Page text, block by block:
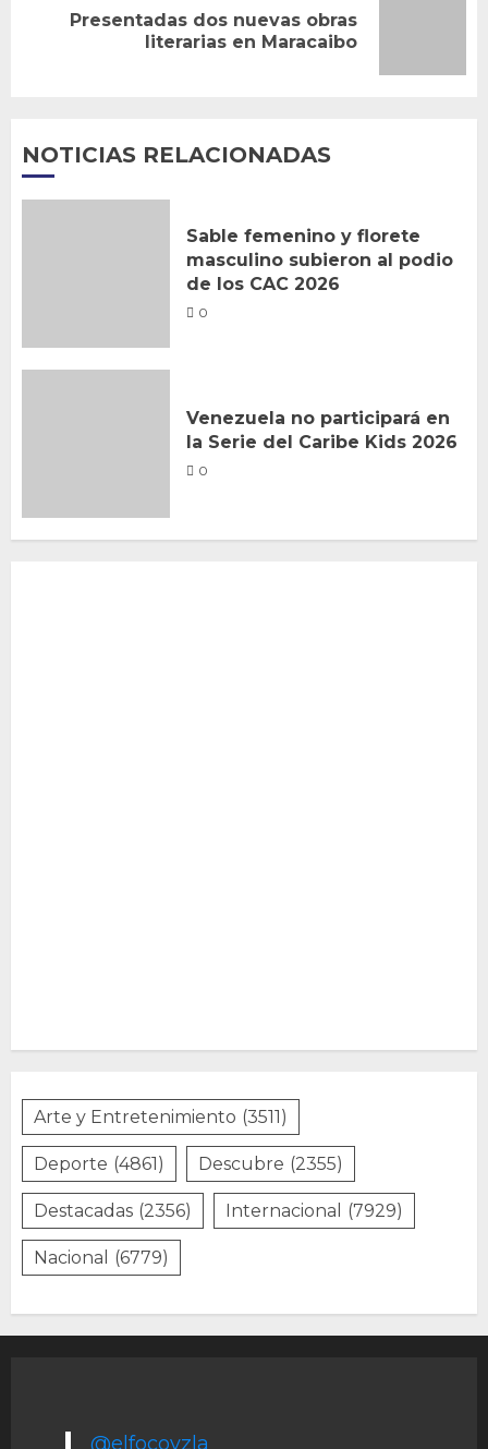
Siguiente
Presentadas dos nuevas obras
literarias en Maracaibo
NOTICIAS RELACIONADAS
Sable femenino y florete
masculino subieron al podio
de los CAC 2026
0
Venezuela no participará en
la Serie del Caribe Kids 2026
0
Arte y Entretenimiento (3511)
Deporte (4861) Descubre (2355)
Destacadas (2356) Internacional (7929)
Nacional (6779)
@elfocovzla